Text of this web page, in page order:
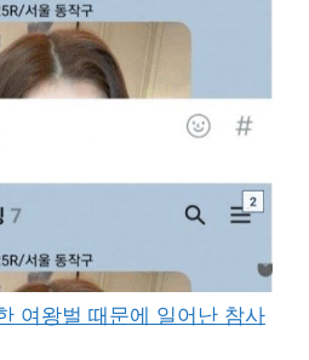
여왕벌 때문에 일어난 참사